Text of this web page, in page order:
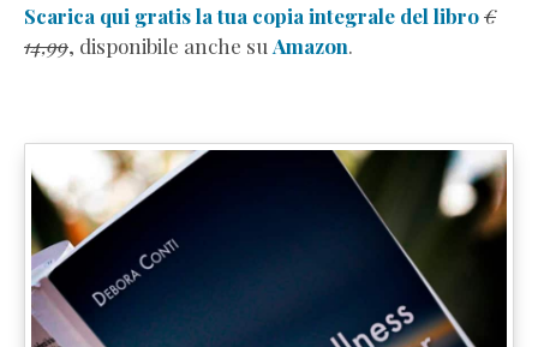
Scarica qui gratis la tua copia integrale del libro€
14,99, disponibile anche su Amazon.